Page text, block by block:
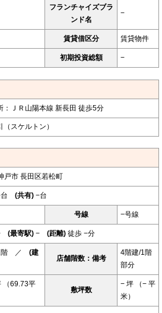
フランチャイズブラ
ンド名
−
賃貸借区分 賃貸物件
初期投資総額 −
：ＪＲ山陽本線 新長田 徒歩5分
（スケルトン）
戸市 長田区若松町
台 (共有) −台
号線 −号線
(最寄駅) − (距離) 徒歩 −分
階 ／ (建
店舗階数：備考
4階建/1階
部分
（69.73平
敷坪数
− 坪 （− 平
米）